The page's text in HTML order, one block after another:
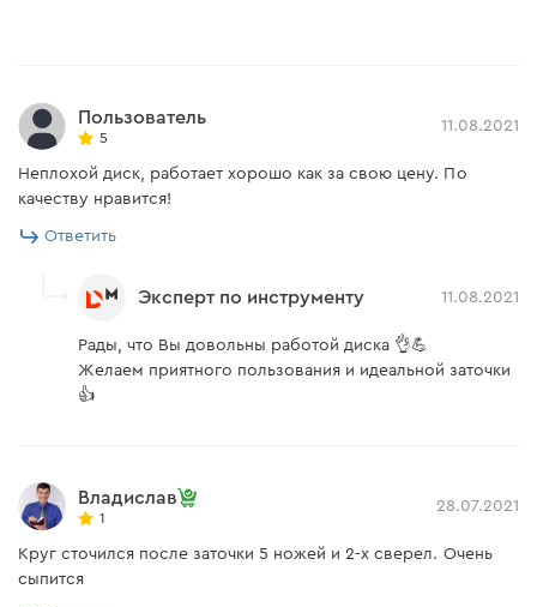
Пользователь
5
11.08.2021
Неплохой диск, работает хорошо как за свою цену. По
качеству нравится!
Ответить
Эксперт по инструменту 11.08.2021
Рады, что Вы довольны работой диска 👌💪
Желаем приятного пользования и идеальной заточки
👍
Владислав
1
28.07.2021
Круг сточился после заточки 5 ножей и 2-х сверел. Очень
сыпится